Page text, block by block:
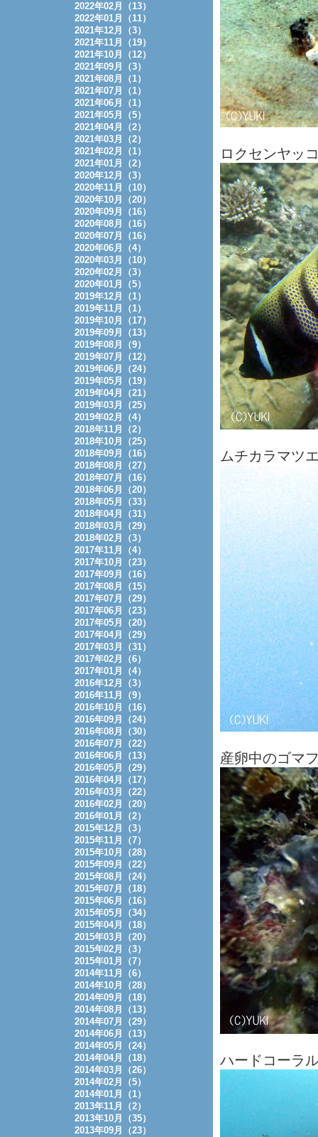
ロクセンヤッ
ムチカラマツ
産卵中のゴマ
ハードコーラ
2022年02月（13）
2022年01月（11）
2021年12月（3）
2021年11月（19）
2021年10月（12）
2021年09月（3）
2021年08月（1）
2021年07月（1）
2021年06月（1）
2021年05月（5）
2021年04月（2）
2021年03月（2）
2021年02月（1）
2021年01月（2）
2020年12月（3）
2020年11月（10）
2020年10月（20）
2020年09月（16）
2020年08月（16）
2020年07月（16）
2020年06月（4）
2020年03月（10）
2020年02月（3）
2020年01月（5）
2019年12月（1）
2019年11月（1）
2019年10月（17）
2019年09月（13）
2019年08月（9）
2019年07月（12）
2019年06月（24）
2019年05月（19）
2019年04月（21）
2019年03月（25）
2019年02月（4）
2018年11月（2）
2018年10月（25）
2018年09月（16）
2018年08月（27）
2018年07月（16）
2018年06月（20）
2018年05月（33）
2018年04月（31）
2018年03月（29）
2018年02月（3）
2017年11月（4）
2017年10月（23）
2017年09月（16）
2017年08月（15）
2017年07月（29）
2017年06月（23）
2017年05月（20）
2017年04月（29）
2017年03月（31）
2017年02月（6）
2017年01月（4）
2016年12月（3）
2016年11月（9）
2016年10月（16）
2016年09月（24）
2016年08月（30）
2016年07月（22）
2016年06月（13）
2016年05月（29）
2016年04月（17）
2016年03月（22）
2016年02月（20）
2016年01月（2）
2015年12月（3）
2015年11月（7）
2015年10月（28）
2015年09月（22）
2015年08月（24）
2015年07月（18）
2015年06月（16）
2015年05月（34）
2015年04月（18）
2015年03月（20）
2015年02月（3）
2015年01月（7）
2014年11月（6）
2014年10月（28）
2014年09月（18）
2014年08月（13）
2014年07月（29）
2014年06月（13）
2014年05月（24）
2014年04月（18）
2014年03月（26）
2014年02月（5）
2014年01月（1）
2013年11月（2）
2013年10月（35）
2013年09月（23）